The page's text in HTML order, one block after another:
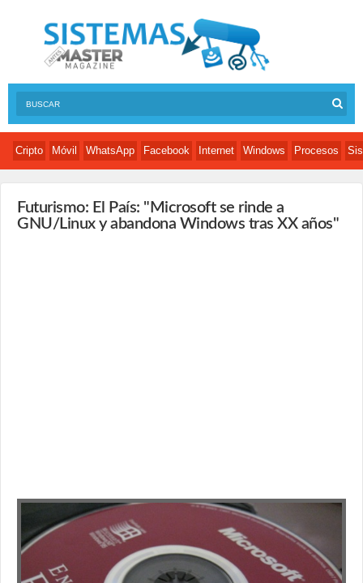
Cripto Móvil WhatsApp Facebook Internet Windows Procesos
Futurismo: El País: "Microsoft se rinde a
GNU/Linux y abandona Windows tras XX años"